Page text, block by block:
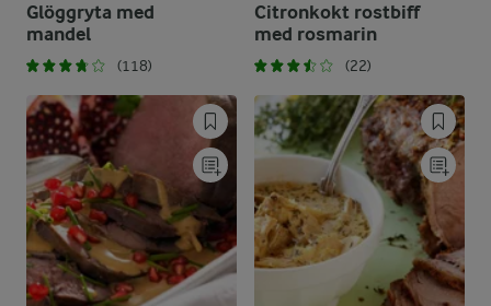
Glöggryta med
mandel
(118)
Citronkokt rostbiff
med rosmarin
(22)